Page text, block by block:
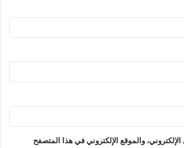
والموقع الإلكتروني في هذا المتصفح